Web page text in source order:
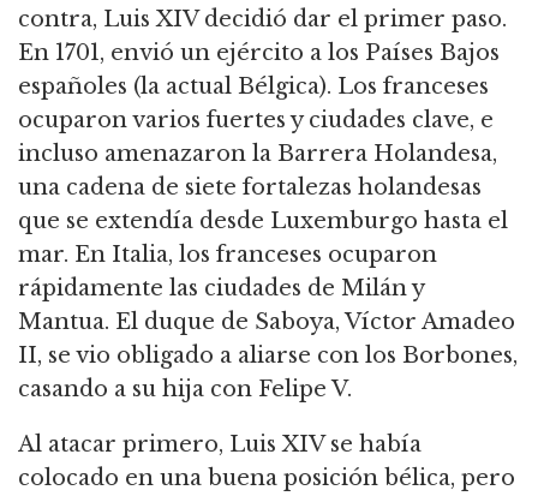
contra, Luis XIV decidió dar el primer paso.
En 1701, envió un ejército a los Países Bajos
españoles (la actual Bélgica). Los franceses
ocuparon varios fuertes y ciudades clave, e
incluso amenazaron la Barrera Holandesa,
una cadena de siete fortalezas holandesas
que se extendía desde Luxemburgo hasta el
mar. En Italia, los franceses ocuparon
rápidamente las ciudades de Milán y
Mantua. El duque de Saboya, Víctor Amadeo
II, se vio obligado a aliarse con los Borbones,
casando a su hija con Felipe V.
Al atacar primero, Luis XIV se había
colocado en una buena posición bélica, pero